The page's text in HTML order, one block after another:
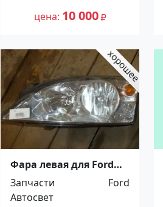
цена 10 000
Фара левая для Ford
Mondeo III 2000-2009, б/
у Краснодар
Запчасти
Ford
Автосвет